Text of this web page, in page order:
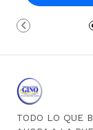
TODO LO QUE